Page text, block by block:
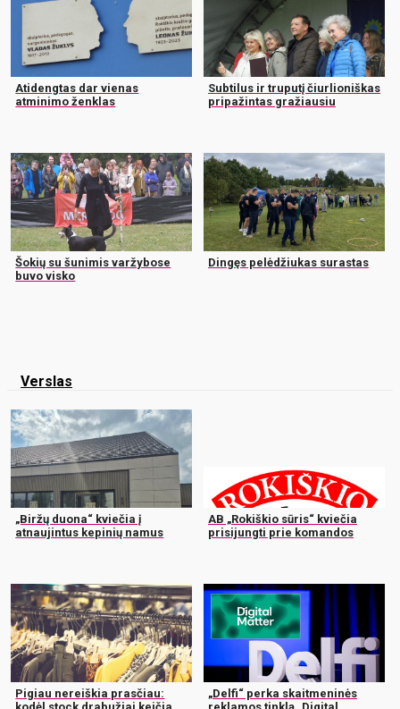
Atidengtas dar vienas
atminimo ženklas
Subtilus ir truputį čiurlioniškas
pripažintas gražiausiu
Šokių su šunimis varžybose
buvo visko
Dingęs pelėdžiukas surastas
Verslas
„Biržų duona“ kviečia į
atnaujintus kepinių namus
AB „Rokiškio sūris“ kviečia
prisijungti prie komandos
Pigiau nereiškia prasčiau:
„Delfi“ perka skaitmeninės